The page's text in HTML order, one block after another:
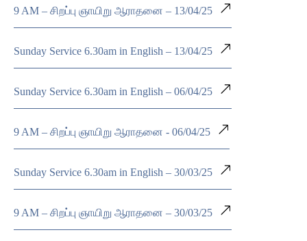
9 AM – சிறப்பு ஞாயிறு ஆராதனை – 13/04/25
Sunday Service 6.30am in English – 13/04/25
Sunday Service 6.30am in English – 06/04/25
9 AM – சிறப்பு ஞாயிறு ஆராதனை - 06/04/25
Sunday Service 6.30am in English – 30/03/25
9 AM – சிறப்பு ஞாயிறு ஆராதனை – 30/03/25